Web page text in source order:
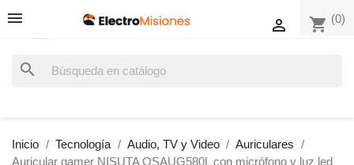
shopping_cart (0)

search
Inicio Tecnología Audio, TV y Video
Auriculares
Auricular gamer NISUTA OSAUG580L con micrófono y luz led